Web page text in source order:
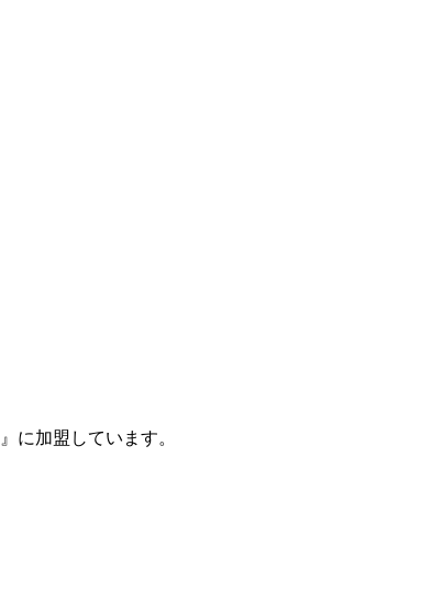
』に加盟しています。